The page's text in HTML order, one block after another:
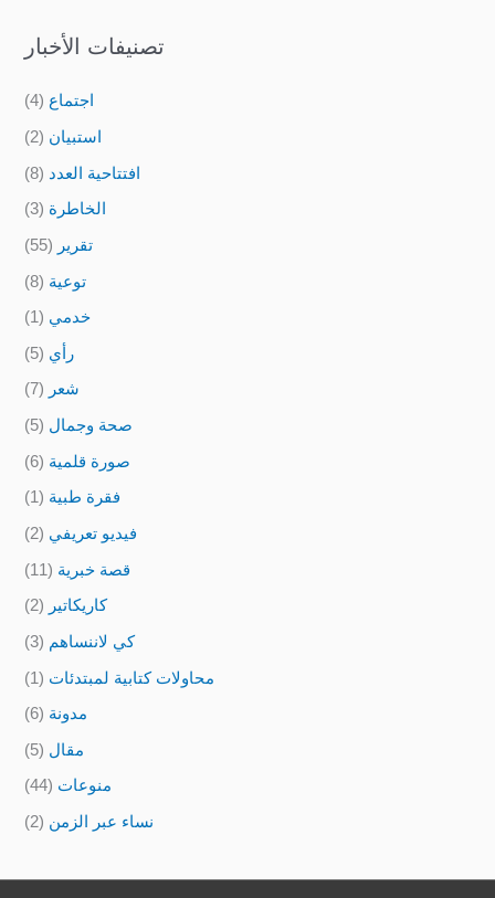
تصنيفات الأخبار
اجتماع (4)
استبيان (2)
افتتاحية العدد (8)
الخاطرة (3)
تقرير (55)
توعية (8)
خدمي (1)
رأي (5)
شعر (7)
صحة وجمال (5)
صورة قلمية (6)
فقرة طبية (1)
فيديو تعريفي (2)
قصة خبرية (11)
كاريكاتير (2)
كي لاننساهم (3)
محاولات كتابية لمبتدئات (1)
مدونة (6)
مقال (5)
منوعات (44)
نساء عبر الزمن (2)